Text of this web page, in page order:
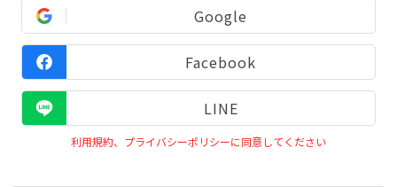
Google
Facebook
LINE
利用規約、プライバシーポリシーに同意してください